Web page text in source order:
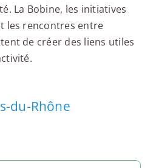
La Bobine, les initiatives
les rencontres entre
de créer des liens utiles
du-Rhône